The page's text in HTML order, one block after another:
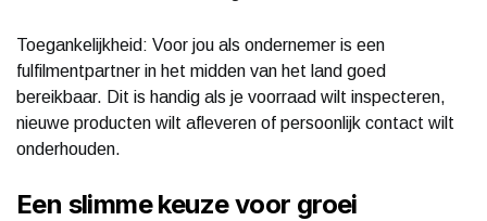
Toegankelijkheid: Voor jou als ondernemer is een
fulfilmentpartner in het midden van het land goed
bereikbaar. Dit is handig als je voorraad wilt inspecteren,
nieuwe producten wilt afleveren of persoonlijk contact wilt
onderhouden.
Een slimme keuze voor groei